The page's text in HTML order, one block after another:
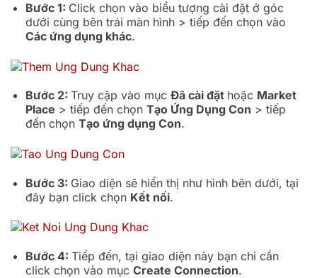
Bước 1: Click chọn vào biểu tượng cài đặt ở góc
dưới cùng bên trái màn hình > tiếp đến chọn vào
Các ứng dụng khác.
Bước 2: Truy cập vào mục Đã cài đặt hoặc Market
Place > tiếp đến chọn Tạo Ứng Dụng Con > tiếp
đến chọn Tạo ứng dụng Con.
Bước 3: Giao diện sẽ hiển thị như hình bên dưới, tại
đây bạn click chọn Kết nối.
Bước 4: Tiếp đến, tại giao diện này bạn chỉ cần
click chọn vào mục Create Connection.